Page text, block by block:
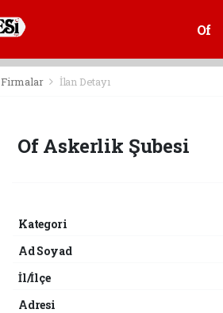
Of
Firmalar İlan Detayı
Of Askerlik Şubesi
Kategori
Ad Soyad
İl/İlçe
Adresi